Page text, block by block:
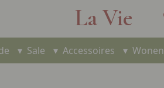
La Vie
▾ Sale ▾ Accessoires ▾ Wonen